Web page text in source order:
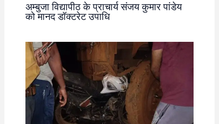
अम्बुजा विद्यापीठ के प्राचार्य संजय कुमार पांडेय
को मानद डॉक्टरेट उपाधि